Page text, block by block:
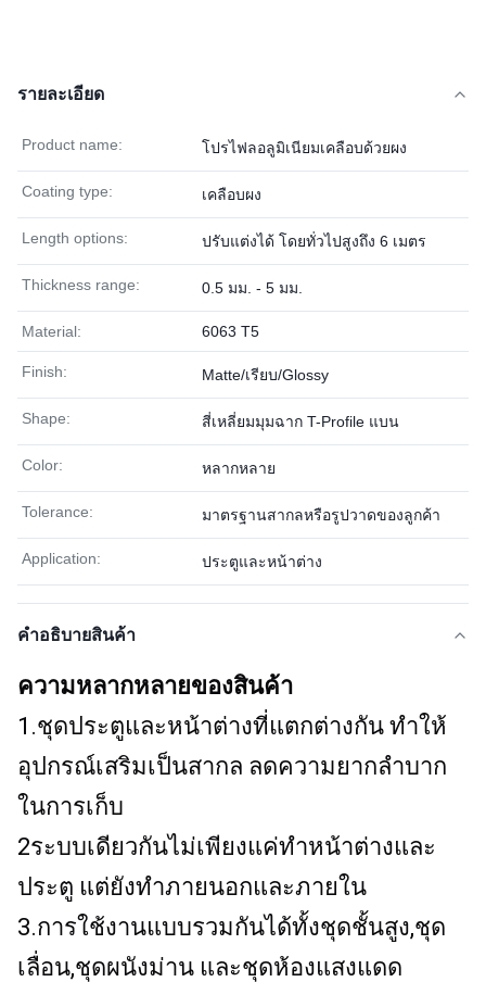
รายละเอียด
Product name: โปรไฟลอลูมิเนียมเคลือบด้วยผง
Coating type: เคลือบผง
Length options: ปรับแต่งได้ โดยทั่วไปสูงถึง 6 เมตร
Thickness range: 0.5 มม. - 5 มม.
Material: 6063 T5
Finish: Matte/เรียบ/Glossy
Shape: สี่เหลี่ยมมุมฉาก T-Profile แบน
Color: หลากหลาย
Tolerance: มาตรฐานสากลหรือรูปวาดของลูกค้า
Application: ประตูและหน้าต่าง
คําอธิบายสินค้า
ความหลากหลายของสินค้า
1.ชุดประตูและหน้าต่างที่แตกต่างกัน ทําให้
อุปกรณ์เสริมเป็นสากล ลดความยากลําบาก
ในการเก็บ
2ระบบเดียวกันไม่เพียงแค่ทําหน้าต่างและ
ประตู แต่ยังทําภายนอกและภายใน
3.การใช้งานแบบรวมกันได้ทั้งชุดชั้นสูง,ชุด
เลื่อน,ชุดผนังม่าน และชุดห้องแสงแดด